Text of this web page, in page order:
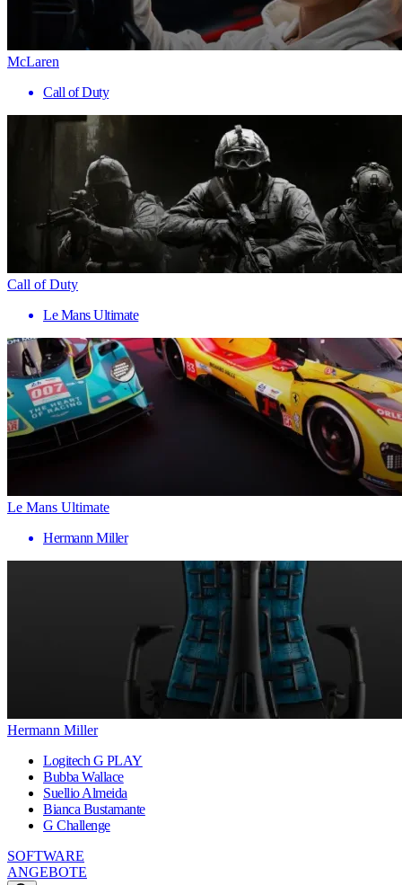
McLaren
Call of Duty
Call of Duty
Le Mans Ultimate
Le Mans Ultimate
Hermann Miller
Hermann Miller
Logitech G PLAY
Bubba Wallace
Suellio Almeida
Bianca Bustamante
G Challenge
SOFTWARE
ANGEBOTE